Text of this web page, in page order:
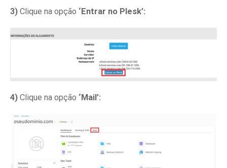
3) Clique na opção ‘Entrar no Plesk’:
4) Clique na opção ‘Mail’: